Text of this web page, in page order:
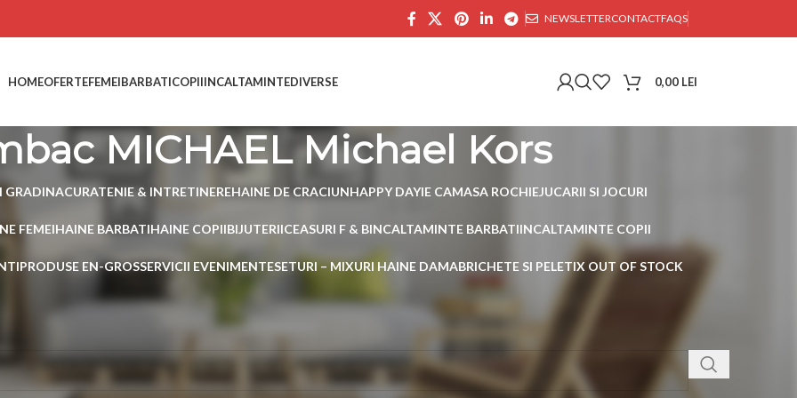
NEWSLETTERCONTACTFAQS
HOMEOFERTEFEMEIBARBATICOPIIINCALTAMINTEDIVERSE 0,00 LEI
MICHAEL Michael Kors
GRADINACURATENIE & INTRETINEREHAINE DE CRACIUNHAPPY DAYIE CAMASA ROCHIEJUCARII SI JOCURI
FEMEIHAINE BARBATIHAINE COPIIBIJUTERIICEASURI F & BINCALTAMINTE BARBATIINCALTAMINTE COPII
PRODUSE EN-GROSSERVICII EVENIMENTESETURI – MIXURI HAINE DAMABRICHETE SI PELETIX OUT OF STOCK